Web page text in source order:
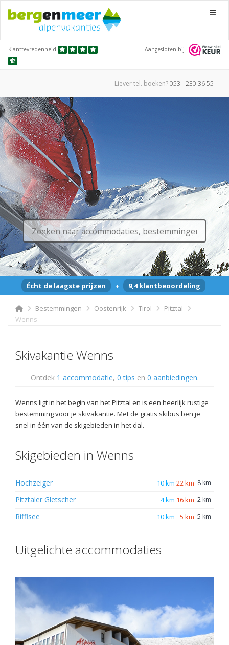
Menu
Klanttevredenheid Aangesloten bij
Liever tel. boeken?053 - 230 36 55
Écht de laagste prijzen + 9,4 klantbeoordeling
Bestemmingen Oostenrijk Tirol
Pitztal
Wenns
Skivakantie Wenns
Ontdek 1 accommodatie, 0 tips en 0 aanbiedingen.
Wenns ligt in het begin van het Pitztal en is een heerlijk rustige
bestemming voor je skivakantie. Met de gratis skibus ben je
snel in één van de skigebieden in het dal.
Skigebieden in Wenns
Hochzeiger 10 km 22 km 8 km
Pitztaler Gletscher 4 km 16 km 2 km
Rifflsee 10 km 5 km 5 km
Uitgelichte accommodaties